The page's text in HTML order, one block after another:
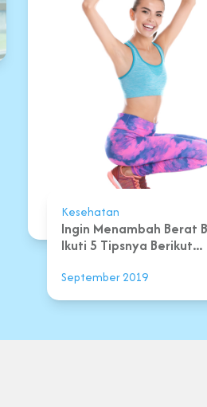
Kesehatan
Ingin Menambah Berat
Ikuti 5 Tipsnya Berikut...
September 2019